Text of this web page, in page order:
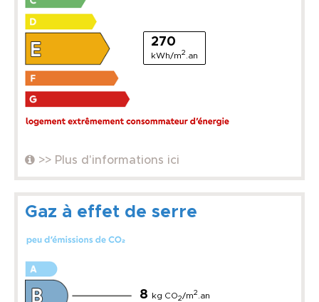
270
kWh/m2 .an
>> Plus d'informations ici
Gaz à effet de serre
8 kg CO2/m2 .an